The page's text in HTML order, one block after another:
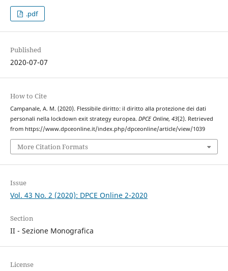
.pdf
Published
2020-07-07
How to Cite
Campanale, A. M. (2020). Flessibile diritto: il diritto alla protezione dei dati
personali nella lockdown exit strategy europea. DPCE Online, 43(2). Retrieved
from https://www.dpceonline.it/index.php/dpceonline/article/view/1039
More Citation Formats
Issue
Vol. 43 No. 2 (2020): DPCE Online 2-2020
Section
II - Sezione Monografica
License